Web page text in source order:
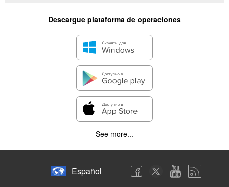
Descargue plataforma de operaciones
See more...
Español